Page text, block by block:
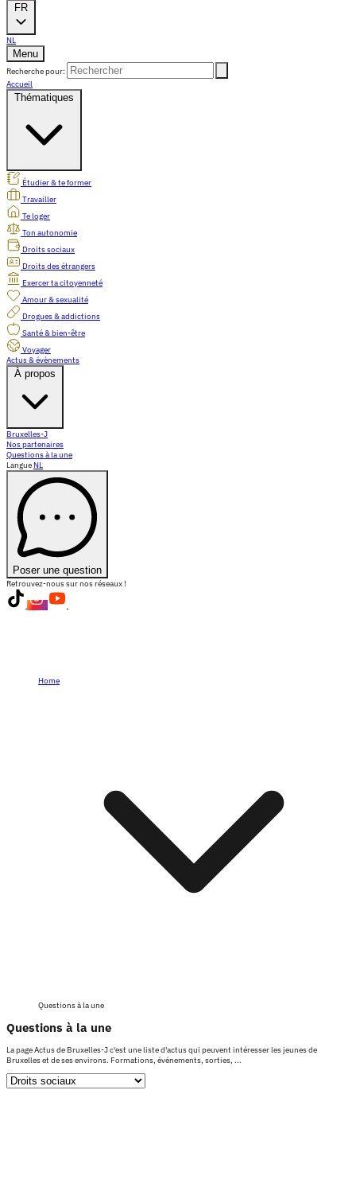
FR
NL
Menu
Recherche pour:
Accueil
Thématiques
Étudier & te former
Travailler
Te loger
Ton autonomie
Droits sociaux
Droits des étrangers
Exercer ta citoyenneté
Amour & sexualité
Drogues & addictions
Santé & bien-être
Voyager
Actus & évènements
À propos
Bruxelles-J
Nos partenaires
Questions à la une
Langue NL
Poser une question
Retrouvez-nous sur nos réseaux !
Home
Questions à la une
Questions à la une
La page Actus de Bruxelles-J c'est une liste d'actus qui peuvent intéresser les jeunes de
Bruxelles et de ses environs. Formations, événements, sorties, ...